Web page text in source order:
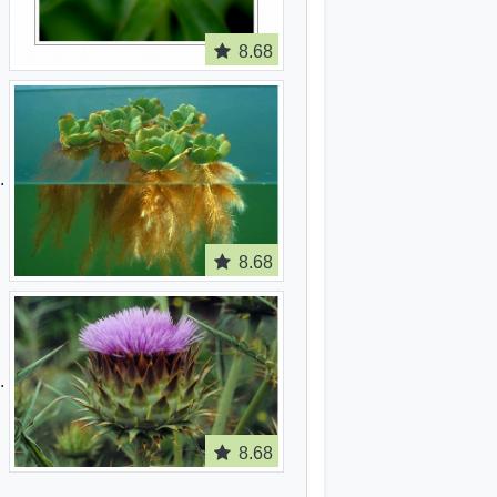
8.68
8.68
8.68